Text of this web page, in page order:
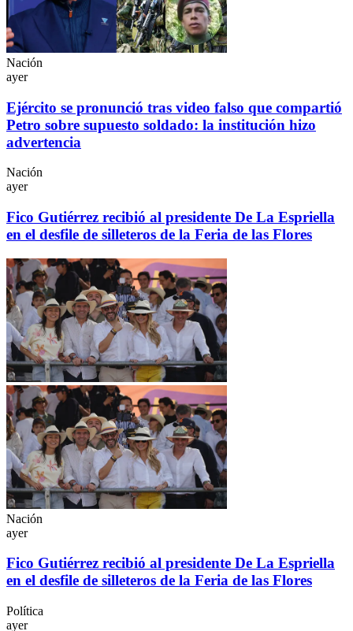
Nación
ayer
Ejército se pronunció tras video falso que compartió
Petro sobre supuesto soldado: la institución hizo
advertencia
Nación
ayer
Fico Gutiérrez recibió al presidente De La Espriella
en el desfile de silleteros de la Feria de las Flores
Nación
ayer
Fico Gutiérrez recibió al presidente De La Espriella
en el desfile de silleteros de la Feria de las Flores
Política
ayer